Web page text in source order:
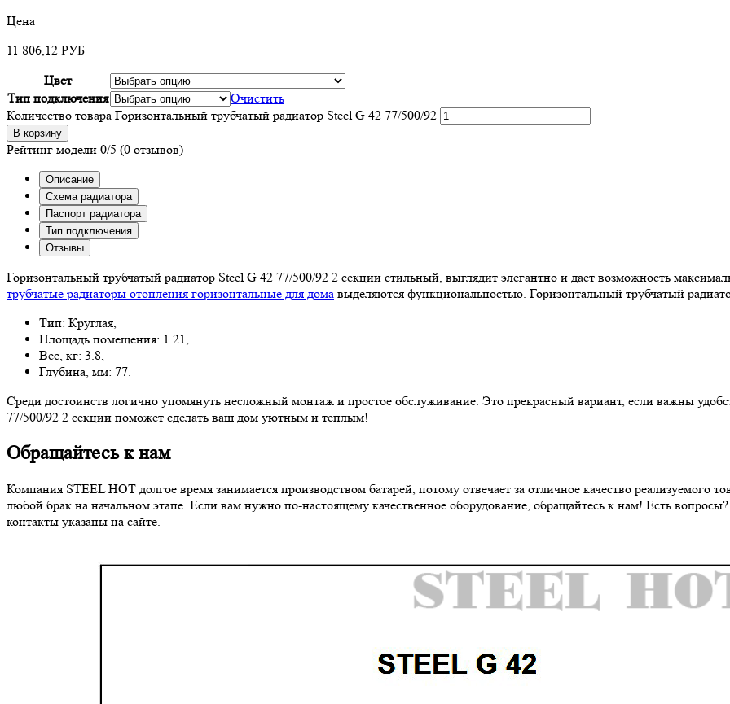
Цена
11 806,12 РУБ
Цвет
Тип подключения
Очистить
Количество товара Горизонтальный трубчатый радиатор Steel G 42 77/500/92
В корзину
Рейтинг модели 0/5 (0 отзывов)
Описание
Схема радиатора
Паспорт радиатора
Тип подключения
Отзывы
Горизонтальный трубчатый радиатор Steel G 42 77/500/92 2 секции стильный, выглядит элегантно и дает возможность
трубчатые радиаторы отопления горизонтальные для дома выделяются функциональностью. Горизонтальный трубчатый
Тип: Круглая,
Площадь помещения: 1.21,
Вес, кг: 3.8,
Глубина, мм: 77.
Среди достоинств логично упомянуть несложный монтаж и простое обслуживание. Это прекрасный вариант, если важны
77/500/92 2 секции поможет сделать ваш дом уютным и теплым!
Обращайтесь к нам
Компания STEEL HOT долгое время занимается производством батарей, потому отвечает за отличное качество реализуемого
любой брак на начальном этапе. Если вам нужно по-настоящему качественное оборудование, обращайтесь к нам! Есть
контакты указаны на сайте.